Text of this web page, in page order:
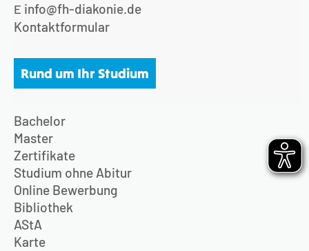
E info@fh-diakonie.de
Kontaktformular
Rund um Ihr Studium
Bachelor
Master
Zertifikate
Studium ohne Abitur
Online Bewerbung
Bibliothek
AStA
Karte